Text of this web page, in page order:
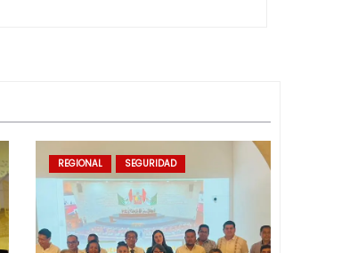
REGIONAL SEGURIDAD